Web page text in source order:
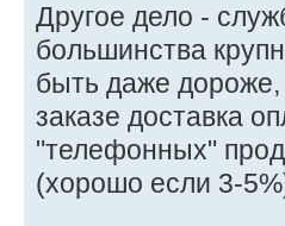
Другое дело -
большинства
быть даже
заказе доставка
"телефонных"
(хорошо если 3-